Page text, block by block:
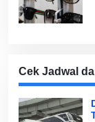
Cek Jadwal